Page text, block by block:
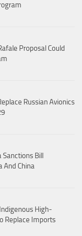
Proposal Could
Russian Avionics
Bill
And China
High-
Replace Imports